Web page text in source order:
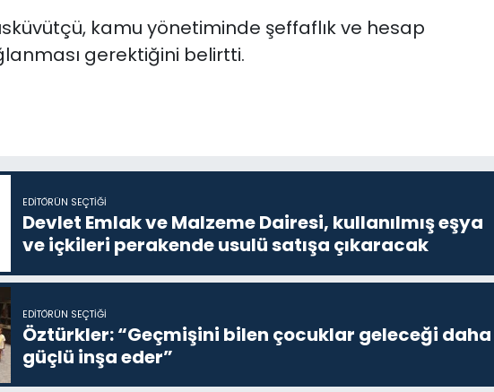
kamu yönetiminde şeffaflık ve hesap
gerektiğini belirtti.
EDITÖRÜN SEÇTIĞI
Devlet Emlak ve Malzeme Dairesi, kullanılmış eşya
ve içkileri perakende usulü satışa çıkaracak
EDITÖRÜN SEÇTIĞI
Öztürkler: “Geçmişini bilen çocuklar geleceği daha
güçlü inşa eder”